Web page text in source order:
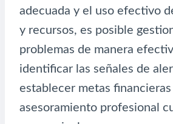
adecuada y el uso efectivo
y recursos, es posible
problemas de manera
identificar las señales de
establecer metas
asesoramiento profesional